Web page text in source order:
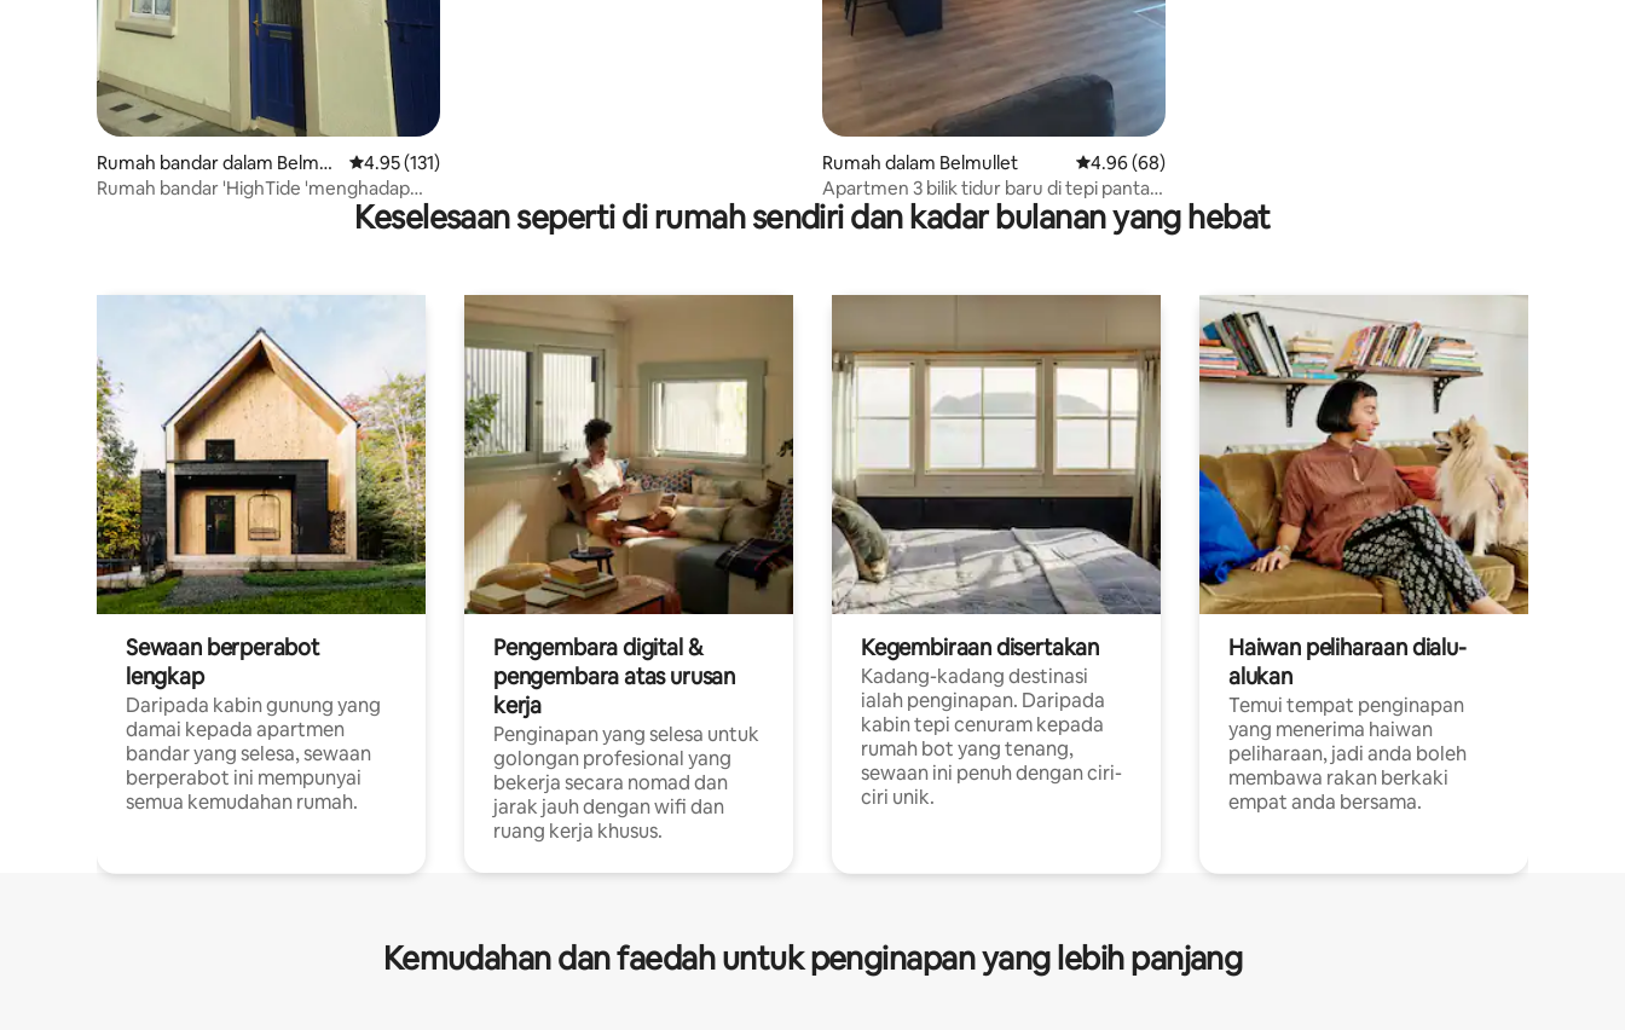
Rumah bandar dalam Belmull
et
Penarafan purata 4.95 daripada 5, 131 ulasan
4.95 (131)
Rumah bandar 'HighTide 'menghadap
Rumah dalam Belmullet Penarafan purata 4.96 daripada 5, 68 ulasan
4.96 (68)
Apartmen 3 bilik tidur baru di tepi pantai
Belmullet.
Keselesaan seperti di rumah sendiri dan kadar bulanan yang hebat
Sewaan berperabot
lengkap
Daripada kabin gunung yang
damai kepada apartmen
bandar yang selesa, sewaan
berperabot ini mempunyai
semua kemudahan rumah.
Pengembara digital &
pengembara atas urusan
kerja
Penginapan yang selesa untuk
golongan profesional yang
bekerja secara nomad dan
jarak jauh dengan wifi dan
ruang kerja khusus.
Kegembiraan disertakan
Kadang-kadang destinasi
ialah penginapan. Daripada
kabin tepi cenuram kepada
rumah bot yang tenang,
sewaan ini penuh dengan ciri-
ciri unik.
Haiwan peliharaan dialu-
alukan
Temui tempat penginapan
yang menerima haiwan
peliharaan, jadi anda boleh
membawa rakan berkaki
empat anda bersama.
Kemudahan dan faedah untuk penginapan yang lebih panjang